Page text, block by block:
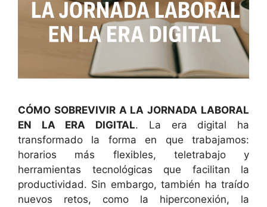
CÓMO SOBREVIVIR A LA JORNADA LABORAL
EN LA ERA DIGITAL. La era digital ha
transformado la forma en que trabajamos:
horarios más flexibles, teletrabajo y
herramientas tecnológicas que facilitan la
productividad. Sin embargo, también ha traído
nuevos retos, como la hiperconexión, la